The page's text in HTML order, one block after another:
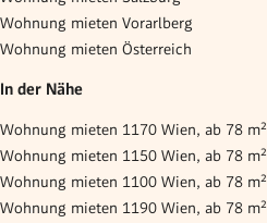
Wohnung mieten Vorarlberg
Wohnung mieten Österreich
In der Nähe
Wohnung mieten 1170 Wien, ab 78 m²
Wohnung mieten 1150 Wien, ab 78 m²
Wohnung mieten 1100 Wien, ab 78 m²
Wohnung mieten 1190 Wien, ab 78 m²